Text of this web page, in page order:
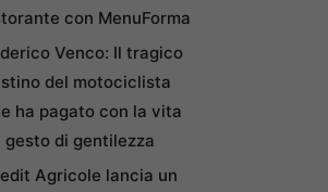
con MenuForma
Venco: Il tragico
del motociclista
ha pagato con la vita
gesto di gentilezza
Agricole lancia un